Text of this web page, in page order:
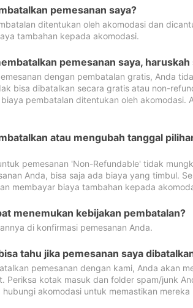
pemesanan saya?
ditentukan oleh akomodasi dan
tambahan kepada akomodasi.
pemesanan saya,
dengan pembatalan gratis, Anda
bisa dibatalkan secara gratis atau non-
pembatalan ditentukan oleh akomodasi.
atau mengubah tanggal
pemesanan 'Non-Refundable' tidak
Anda, bisa saja ada biaya yang timbul.
membayar biaya tambahan kepada
menemukan kebijakan pembatalan?
di konfirmasi pemesanan Anda.
tahu jika pemesanan saya
pemesanan dengan kami, Anda akan
Periksa kotak masuk dan folder spam/junk
akomodasi untuk memastikan